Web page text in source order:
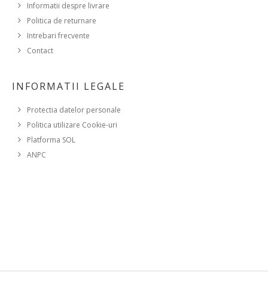
Informatii despre livrare
Politica de returnare
Intrebari frecvente
Contact
INFORMATII LEGALE
Protectia datelor personale
Politica utilizare Cookie-uri
Platforma SOL
ANPC